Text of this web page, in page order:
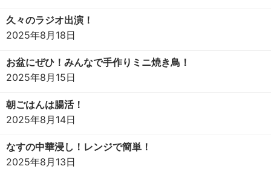
久々のラジオ出演！
2025年8月18日
お盆にぜひ！みんなで手作りミニ焼き鳥！
2025年8月15日
朝ごはんは腸活！
2025年8月14日
なすの中華浸し！レンジで簡単！
2025年8月13日